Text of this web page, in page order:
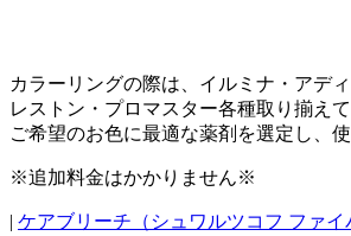
カラーリングの際は、イルミナ・アデ
レストン・プロマスター各種取り揃えて
ご希望のお色に最適な薬剤を選定し、使
※追加料金はかかりません※
| ケアブリーチ（シュワルツコフ ファ